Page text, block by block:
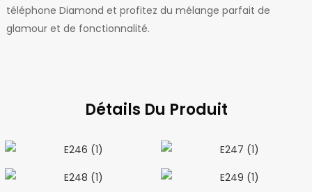
téléphone Diamond et profitez du mélange parfait de
glamour et de fonctionnalité.
Détails Du Produit